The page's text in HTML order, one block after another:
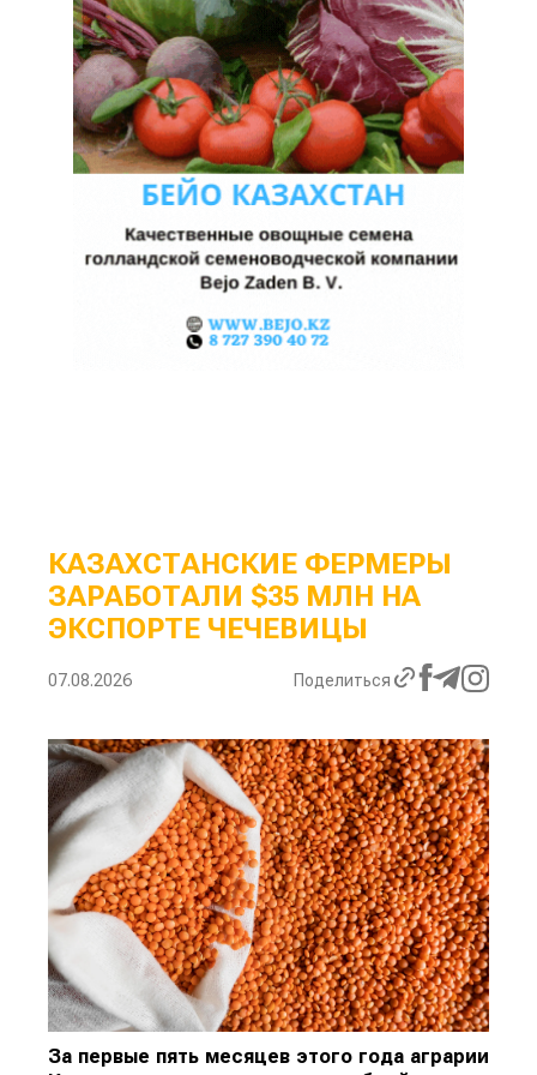
КАЗАХСТАНСКИЕ ФЕРМЕРЫ
ЗАРАБОТАЛИ $35 МЛН НА
ЭКСПОРТЕ ЧЕЧЕВИЦЫ
07.08.2026 Поделиться
За первые пять месяцев этого года аграрии